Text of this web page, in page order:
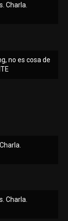
Charla.
no es cosa de
Charla.